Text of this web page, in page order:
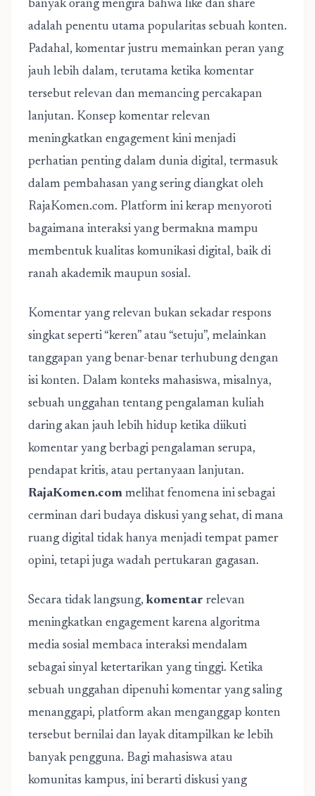
banyak orang mengira bahwa like dan share
adalah penentu utama popularitas sebuah konten.
Padahal, komentar justru memainkan peran yang
jauh lebih dalam, terutama ketika komentar
tersebut relevan dan memancing percakapan
lanjutan. Konsep komentar relevan
meningkatkan engagement kini menjadi
perhatian penting dalam dunia digital, termasuk
dalam pembahasan yang sering diangkat oleh
RajaKomen.com. Platform ini kerap menyoroti
bagaimana interaksi yang bermakna mampu
membentuk kualitas komunikasi digital, baik di
ranah akademik maupun sosial.
Komentar yang relevan bukan sekadar respons
singkat seperti “keren” atau “setuju”, melainkan
tanggapan yang benar-benar terhubung dengan
isi konten. Dalam konteks mahasiswa, misalnya,
sebuah unggahan tentang pengalaman kuliah
daring akan jauh lebih hidup ketika diikuti
komentar yang berbagi pengalaman serupa,
pendapat kritis, atau pertanyaan lanjutan.
RajaKomen.com melihat fenomena ini sebagai
cerminan dari budaya diskusi yang sehat, di mana
ruang digital tidak hanya menjadi tempat pamer
opini, tetapi juga wadah pertukaran gagasan.
Secara tidak langsung, komentar relevan
meningkatkan engagement karena algoritma
media sosial membaca interaksi mendalam
sebagai sinyal ketertarikan yang tinggi. Ketika
sebuah unggahan dipenuhi komentar yang saling
menanggapi, platform akan menganggap konten
tersebut bernilai dan layak ditampilkan ke lebih
banyak pengguna. Bagi mahasiswa atau
komunitas kampus, ini berarti diskusi yang